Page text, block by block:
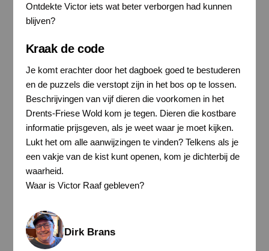
Ontdekte Victor iets wat beter verborgen had kunnen
blijven?
Kraak de code
Je komt erachter door het dagboek goed te bestuderen
en de puzzels die verstopt zijn in het bos op te lossen.
Beschrijvingen van vijf dieren die voorkomen in het
Drents-Friese Wold kom je tegen. Dieren die kostbare
informatie prijsgeven, als je weet waar je moet kijken.
Lukt het om alle aanwijzingen te vinden? Telkens als je
een vakje van de kist kunt openen, kom je dichterbij de
waarheid.
Waar is Victor Raaf gebleven?
Dirk Brans